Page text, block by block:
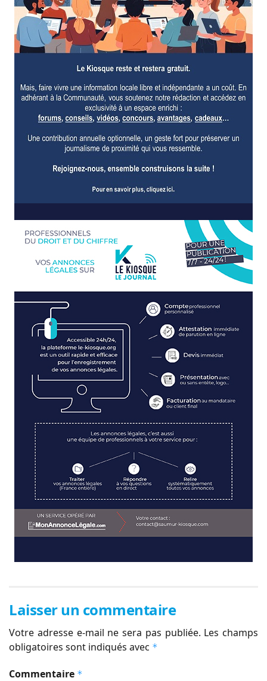
Laisser un commentaire
Votre adresse e-mail ne sera pas publiée. Les champs
obligatoires sont indiqués avec *
Commentaire *